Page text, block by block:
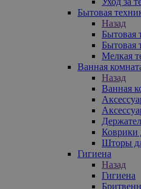
Бытовая
Назад
Бытовая
Бытовая
Мелкая
Ванная
Назад
Ванная
Коврики
Шторы
Гигиена
Назад
Гигиена